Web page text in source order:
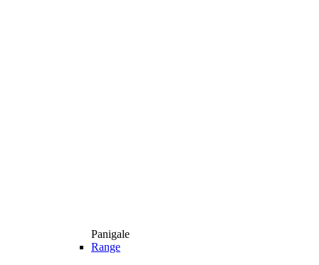
Panigale
Range